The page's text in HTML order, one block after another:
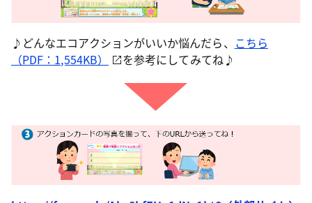
♪どんなエコアクションがいいか悩んだら、 こちら
（PDF：1,554KB）
を参考にしてみてね♪